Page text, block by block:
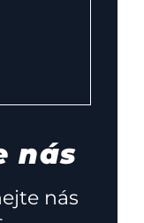
nás
nás